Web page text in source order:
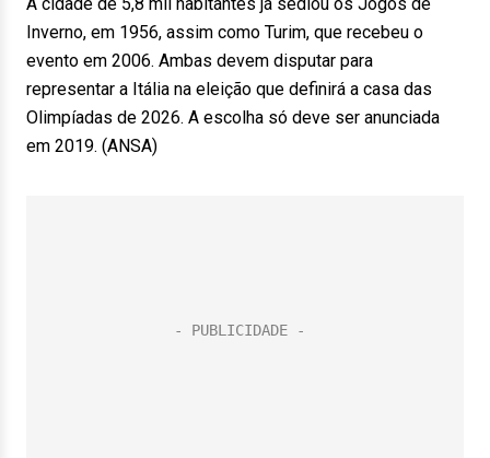
Inverno, em 1956, assim como Turim, que recebeu o
evento em 2006. Ambas devem disputar para
representar a Itália na eleição que definirá a casa das
Olimpíadas de 2026. A escolha só deve ser anunciada
em 2019. (ANSA)